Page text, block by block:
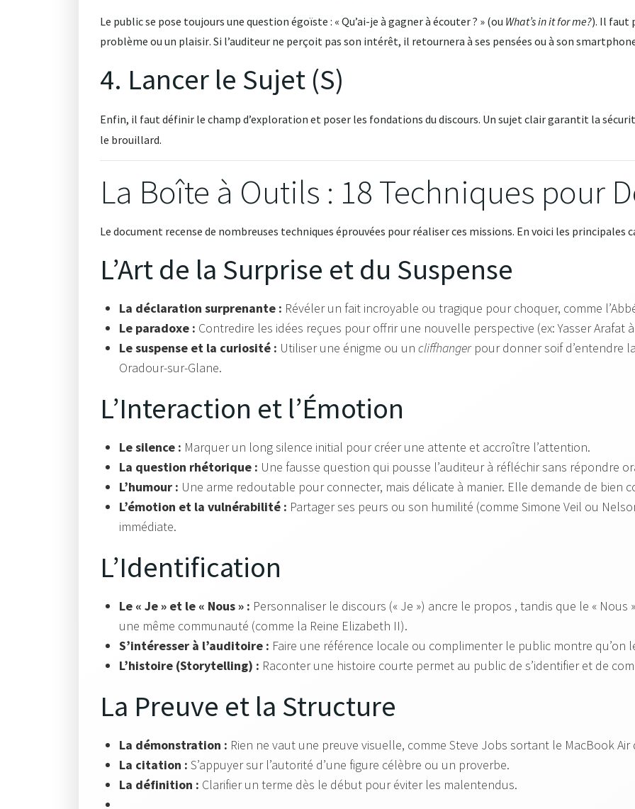
Le public se pose toujours une question égoïste : « Qu’ai-je à gagner à écouter ? » (ou What’s in it for me?). Il faut
problème ou un plaisir. Si l’auditeur ne perçoit pas son intérêt, il retournera à ses pensées ou à son
4. Lancer le Sujet (S)
Enfin, il faut définir le champ d’exploration et poser les fondations du discours. Un sujet clair garantit la
le brouillard.
La Boîte à Outils : 18 Techniques pour
Le document recense de nombreuses techniques éprouvées pour réaliser ces missions. En voici les principales
L’Art de la Surprise et du Suspense
La déclaration surprenante : Révéler un fait incroyable ou tragique pour choquer, comme
Le paradoxe : Contredire les idées reçues pour offrir une nouvelle perspective (ex: Yasser Arafat
Le suspense et la curiosité : Utiliser une énigme ou un cliffhangerpour donner soif d’entendre
Oradour-sur-Glane.
L’Interaction et l’Émotion
Le silence : Marquer un long silence initial pour créer une attente et accroître l’attention.
La question rhétorique : Une fausse question qui pousse l’auditeur à réfléchir sans répondre
L’humour : Une arme redoutable pour connecter, mais délicate à manier. Elle demande de bien
L’émotion et la vulnérabilité : Partager ses peurs ou son humilité (comme Simone Veil ou
immédiate.
L’Identification
Le « Je » et le « Nous » : Personnaliser le discours (« Je ») ancre le propos , tandis que le «
une même communauté (comme la Reine Elizabeth II).
S’intéresser à l’auditoire : Faire une référence locale ou complimenter le public montre qu’on
L’histoire (Storytelling) : Raconter une histoire courte permet au public de s’identifier et de
La Preuve et la Structure
La démonstration : Rien ne vaut une preuve visuelle, comme Steve Jobs sortant le MacBook Air
La citation : S’appuyer sur l’autorité d’une figure célèbre ou un proverbe.
La définition : Clarifier un terme dès le début pour éviter les malentendus.